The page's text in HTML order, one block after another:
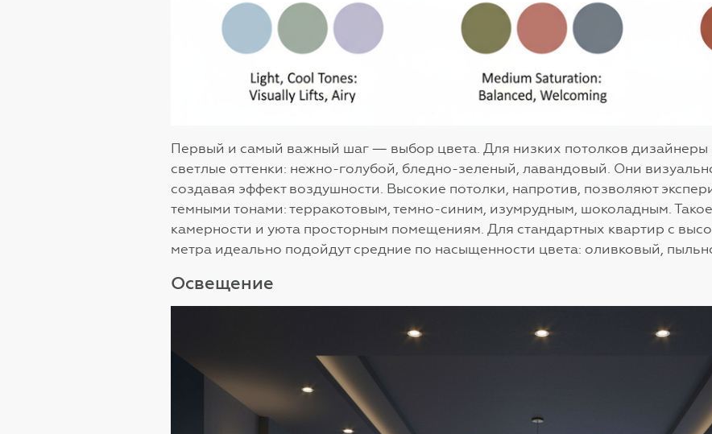
Первый и самый важный шаг — выбор цвета. Для низких потолков
светлые оттенки: нежно-голубой, бледно-зеленый, лавандовый. Они
создавая эффект воздушности. Высокие потолки, напротив, позволяют
темными тонами: терракотовым, темно-синим, изумрудным, шоколадным.
камерности и уюта просторным помещениям. Для стандартных квартир с
метра идеально подойдут средние по насыщенности цвета: оливковый,
Освещение